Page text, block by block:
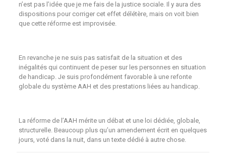
n’est pas l’idée que je me fais de la justice sociale. Il y aura des
dispositions pour corriger cet effet délétère, mais on voit bien
que cette réforme est improvisée.
En revanche je ne suis pas satisfait de la situation et des
inégalités qui continuent de peser sur les personnes en situation
de handicap. Je suis profondément favorable à une refonte
globale du système AAH et des prestations liées au handicap.
La réforme de l’AAH mérite un débat et une loi dédiée, globale,
structurelle. Beaucoup plus qu’un amendement écrit en quelques
jours, voté dans la nuit, dans un texte dédié à autre chose.